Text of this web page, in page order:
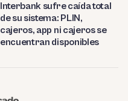
Interbank sufre caída total
de su sistema: PLIN,
cajeros, app ni cajeros se
encuentran disponibles